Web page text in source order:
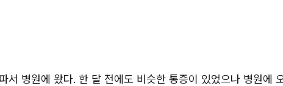
병원에 왔다. 한 달 전에도 비슷한 통증이 있었으나 병원에